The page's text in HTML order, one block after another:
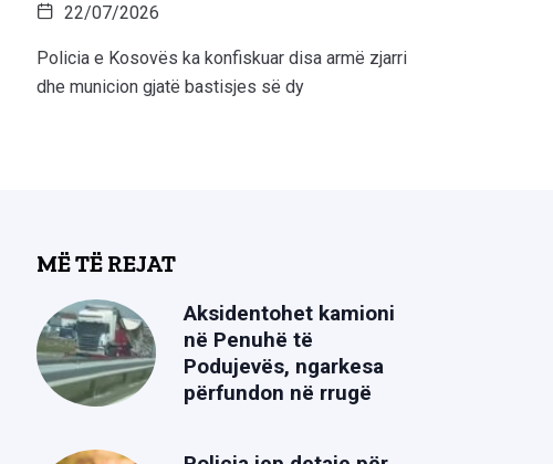
22/07/2026
Policia e Kosovës ka konfiskuar disa armë zjarri
dhe municion gjatë bastisjes së dy
MË TË REJAT
Aksidentohet kamioni
në Penuhë të
Podujevës, ngarkesa
përfundon në rrugë